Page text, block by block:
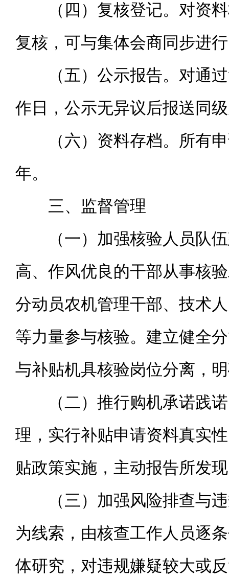
（四）复核登记。对资
复核，可与集体会商同步进
（五）公示报告。对通
作日，公示无异议后报送同
（六）资料存档。所有
年。
三、监督管理
（一）加强核验人员队
高、作风优良的干部从事核
分动员农机管理干部、技术
等力量参与核验。建立健全
与补贴机具核验岗位分离，
（二）推行购机承诺践
理，实行补贴申请资料真实
贴政策实施，主动报告所发
（三）加强风险排查与
为线索，由核查工作人员逐
体研究，对违规嫌疑较大或